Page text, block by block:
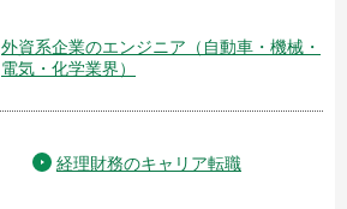
外資系企業のエンジニア（自動車・機械・
電気・化学業界）
経理財務のキャリア転職